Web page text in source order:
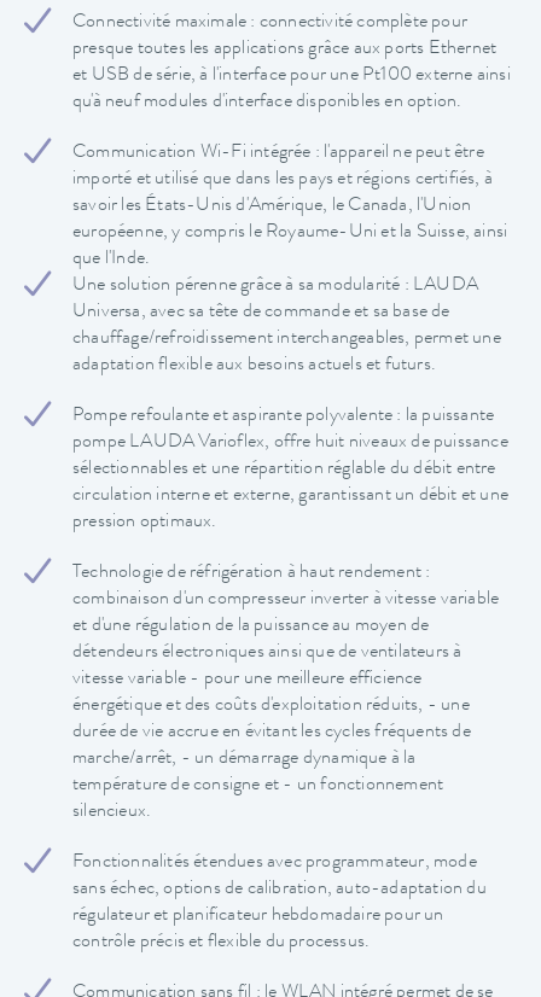
Connectivité maximale : connectivité complète pour
presque toutes les applications grâce aux ports Ethernet
et USB de série, à l'interface pour une Pt100 externe ainsi
qu'à neuf modules d'interface disponibles en option.
Communication Wi-Fi intégrée : l'appareil ne peut être
importé et utilisé que dans les pays et régions certifiés, à
savoir les États-Unis d'Amérique, le Canada, l'Union
européenne, y compris le Royaume-Uni et la Suisse, ainsi
que l'Inde.
Une solution pérenne grâce à sa modularité : LAUDA
Universa, avec sa tête de commande et sa base de
chauffage/refroidissement interchangeables, permet une
adaptation flexible aux besoins actuels et futurs.
Pompe refoulante et aspirante polyvalente : la puissante
pompe LAUDA Varioflex, offre huit niveaux de puissance
sélectionnables et une répartition réglable du débit entre
circulation interne et externe, garantissant un débit et une
pression optimaux.
Technologie de réfrigération à haut rendement :
combinaison d'un compresseur inverter à vitesse variable
et d'une régulation de la puissance au moyen de
détendeurs électroniques ainsi que de ventilateurs à
vitesse variable - pour une meilleure efficience
énergétique et des coûts d'exploitation réduits, - une
durée de vie accrue en évitant les cycles fréquents de
marche/arrêt, - un démarrage dynamique à la
température de consigne et - un fonctionnement
silencieux.
Fonctionnalités étendues avec programmateur, mode
sans échec, options de calibration, auto-adaptation du
régulateur et planificateur hebdomadaire pour un
contrôle précis et flexible du processus.
Communication sans fil : le WLAN intégré permet de se